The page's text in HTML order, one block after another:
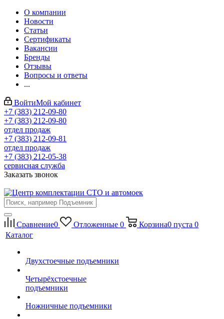
О компании
Новости
Статьи
Сертификаты
Вакансии
Бренды
Отзывы
Вопросы и ответы
...
ВойтиМой кабинет
+7 (383) 212-09-80
+7 (383) 212-09-80
отдел продаж
+7 (383) 212-09-81
отдел продаж
+7 (383) 212-05-38
сервисная служба
Заказать звонок
Сравнение0 Отложенные 0 Корзина0 пуста 0
Каталог
Двухстоечные подъемники
Четырёхстоечные
подъемники
Ножничные подъемники